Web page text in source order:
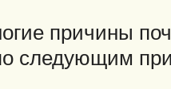
причины
следующим